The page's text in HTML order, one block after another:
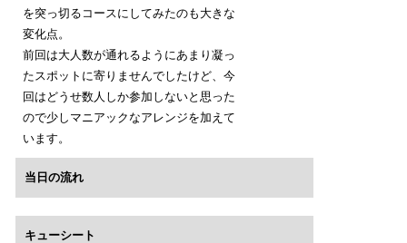
を突っ切るコースにしてみたのも大きな
変化点。
前回は大人数が通れるようにあまり凝っ
たスポットに寄りませんでしたけど、今
回はどうせ数人しか参加しないと思った
ので少しマニアックなアレンジを加えて
います。
当日の流れ
キューシート